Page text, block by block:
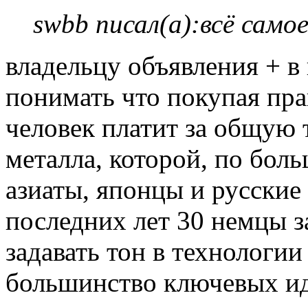
swbb писал(а):всё
владельцу объявления +
понимать что покупая
человек платит за общую
металла, которой, по
азиаты, японцы и
последних лет 30 немцы
задавать тон в
большинство ключевых